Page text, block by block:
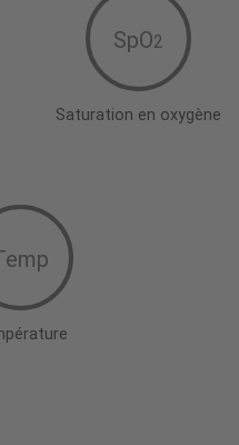
SpO2
Saturation en oxygène